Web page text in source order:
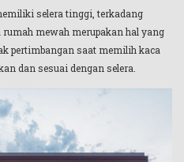
selera tinggi, terkadang
mewah merupakan hal yang
pertimbangan saat memilih kaca
dan sesuai dengan selera.